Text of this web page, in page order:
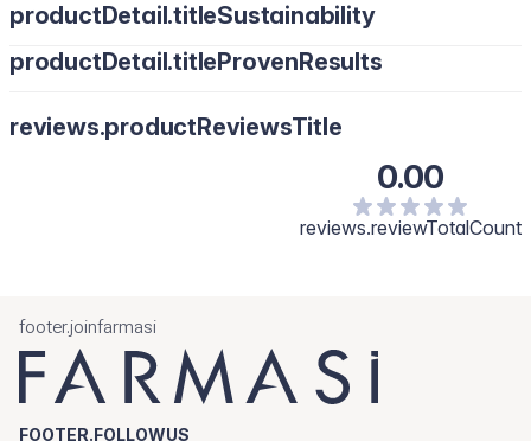
productDetail.titleSustainability
productDetail.titleProvenResults
reviews.productReviewsTitle
0.00
reviews.reviewTotalCount
footer.joinfarmasi
FOOTER.FOLLOWUS